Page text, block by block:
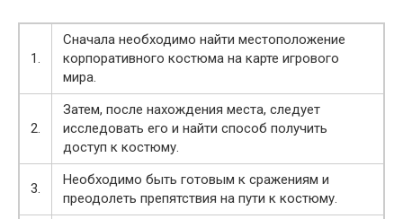
1.
Сначала необходимо найти местоположение
корпоративного костюма на карте игрового
мира.
2.
Затем, после нахождения места, следует
исследовать его и найти способ получить
доступ к костюму.
3.
Необходимо быть готовым к сражениям и
преодолеть препятствия на пути к костюму.